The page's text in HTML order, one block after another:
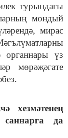
турындагы
мондый
мирас
органнары үз
мөрәҗәгате
хезмәтенең
да